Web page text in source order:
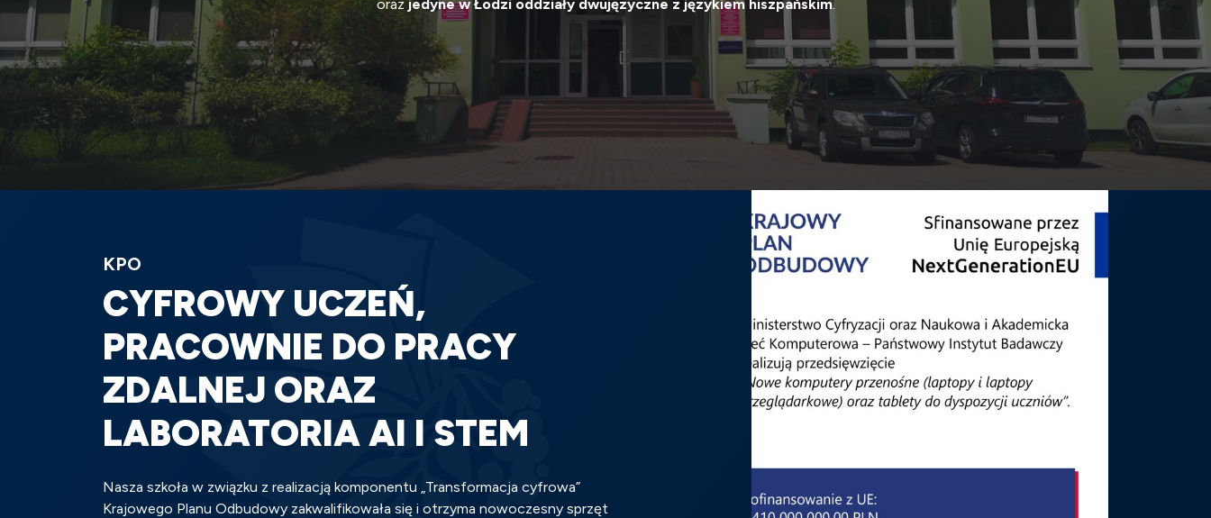
oraz jedyne w Łodzi oddziały dwujęzyczne z językiem hiszpańskim.
KPO
CYFROWY UCZEŃ,
PRACOWNIE DO PRACY
ZDALNEJ ORAZ
LABORATORIA AI I STEM
Nasza szkoła w związku z realizacją komponentu „Transformacja cyfrowa”
Krajowego Planu Odbudowy zakwalifikowała się i otrzyma nowoczesny sprzęt